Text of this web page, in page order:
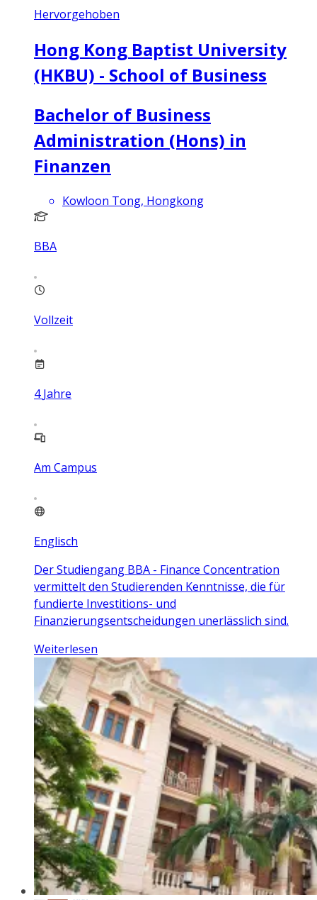
Hervorgehoben
Hong Kong Baptist University
(HKBU) - School of Business
Bachelor of Business
Administration (Hons) in
Finanzen
Kowloon Tong, Hongkong
BBA
Vollzeit
4 Jahre
Am Campus
Englisch
Der Studiengang BBA - Finance Concentration
vermittelt den Studierenden Kenntnisse, die für
fundierte Investitions- und
Finanzierungsentscheidungen unerlässlich sind.
Weiterlesen